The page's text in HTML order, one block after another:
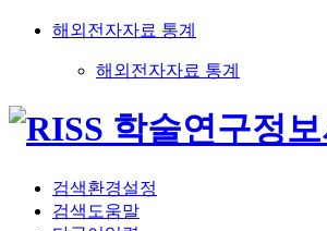
해외전자자료 통계
해외전자자료 통계
검색환경설정
검색도움말